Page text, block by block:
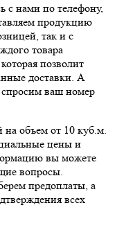
с нами по телефону,
продукцию
так и с
товара
позволит
доставки. А
ваш номер
объем от 10 куб.м.
цены и
вы можете
вопросы.
предоплаты, а
всех